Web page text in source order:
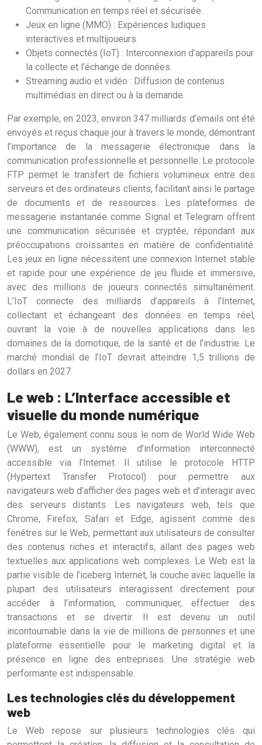
Communication en temps réel et sécurisée.
Jeux en ligne (MMO) : Expériences ludiques
interactives et multijoueurs.
Objets connectés (IoT) : Interconnexion d’appareils pour
la collecte et l’échange de données.
Streaming audio et vidéo : Diffusion de contenus
multimédias en direct ou à la demande.
Par exemple, en 2023, environ 347 milliards d’emails ont été
envoyés et reçus chaque jour à travers le monde, démontrant
l’importance de la messagerie électronique dans la
communication professionnelle et personnelle. Le protocole
FTP permet le transfert de fichiers volumineux entre des
serveurs et des ordinateurs clients, facilitant ainsi le partage
de documents et de ressources. Les plateformes de
messagerie instantanée comme Signal et Telegram offrent
une communication sécurisée et cryptée, répondant aux
préoccupations croissantes en matière de confidentialité.
Les jeux en ligne nécessitent une connexion Internet stable
et rapide pour une expérience de jeu fluide et immersive,
avec des millions de joueurs connectés simultanément.
L’IoT connecte des milliards d’appareils à l’Internet,
collectant et échangeant des données en temps réel,
ouvrant la voie à de nouvelles applications dans les
domaines de la domotique, de la santé et de l’industrie. Le
marché mondial de l’IoT devrait atteindre 1,5 trillions de
dollars en 2027.
Le web : L’Interface accessible et
visuelle du monde numérique
Le Web, également connu sous le nom de World Wide Web
(WWW), est un système d’information interconnecté
accessible via l’Internet. Il utilise le protocole HTTP
(Hypertext Transfer Protocol) pour permettre aux
navigateurs web d’afficher des pages web et d’interagir avec
des serveurs distants. Les navigateurs web, tels que
Chrome, Firefox, Safari et Edge, agissent comme des
fenêtres sur le Web, permettant aux utilisateurs de consulter
des contenus riches et interactifs, allant des pages web
textuelles aux applications web complexes. Le Web est la
partie visible de l’iceberg Internet, la couche avec laquelle la
plupart des utilisateurs interagissent directement pour
accéder à l’information, communiquer, effectuer des
transactions et se divertir. Il est devenu un outil
incontournable dans la vie de millions de personnes et une
plateforme essentielle pour le marketing digital et la
présence en ligne des entreprises. Une stratégie web
performante est indispensable.
Les technologies clés du développement
web
Le Web repose sur plusieurs technologies clés qui